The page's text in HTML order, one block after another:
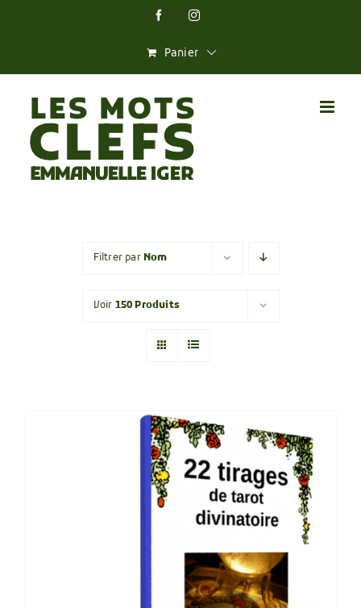
FacebookInstagram
Panier
Filtrer par Nom
Voir 150 Produits